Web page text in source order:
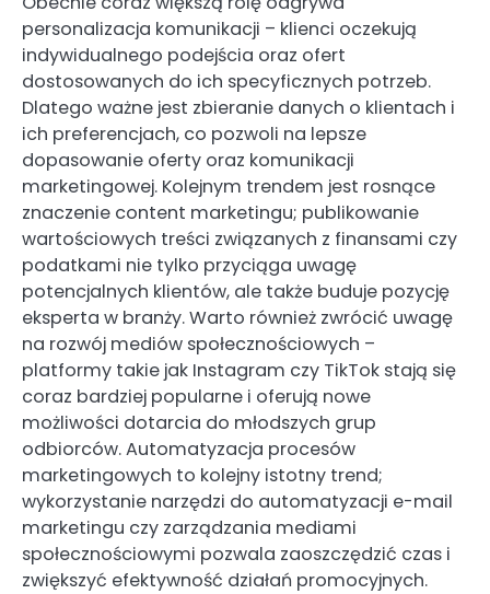
personalizacja komunikacji – klienci oczekują
indywidualnego podejścia oraz ofert
dostosowanych do ich specyficznych potrzeb.
Dlatego ważne jest zbieranie danych o klientach i
ich preferencjach, co pozwoli na lepsze
dopasowanie oferty oraz komunikacji
marketingowej. Kolejnym trendem jest rosnące
znaczenie content marketingu; publikowanie
wartościowych treści związanych z finansami czy
podatkami nie tylko przyciąga uwagę
potencjalnych klientów, ale także buduje pozycję
eksperta w branży. Warto również zwrócić uwagę
na rozwój mediów społecznościowych –
platformy takie jak Instagram czy TikTok stają się
coraz bardziej popularne i oferują nowe
możliwości dotarcia do młodszych grup
odbiorców. Automatyzacja procesów
marketingowych to kolejny istotny trend;
wykorzystanie narzędzi do automatyzacji e-mail
marketingu czy zarządzania mediami
społecznościowymi pozwala zaoszczędzić czas i
zwiększyć efektywność działań promocyjnych.